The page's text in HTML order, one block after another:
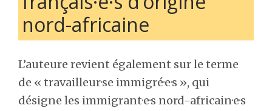
nord-africaine
L’auteure revient également sur le terme
de « travailleur·se immigré·e·s », qui
désigne les immigrant·e·s nord-africain·e·s